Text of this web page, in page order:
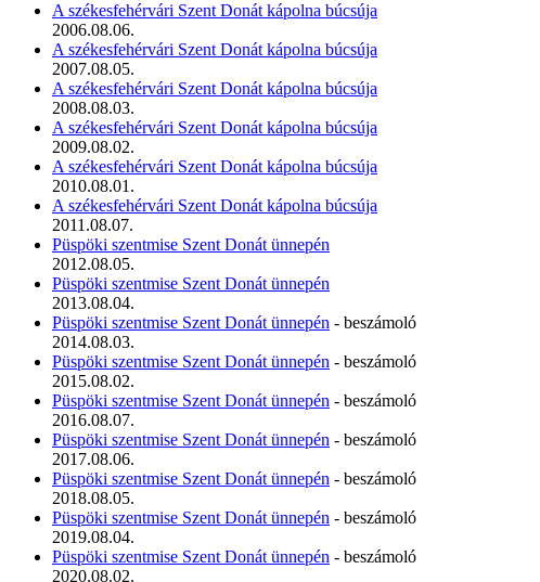
A székesfehérvári Szent Donát kápolna búcsúja
2006.08.06.
A székesfehérvári Szent Donát kápolna búcsúja
2007.08.05.
A székesfehérvári Szent Donát kápolna búcsúja
2008.08.03.
A székesfehérvári Szent Donát kápolna búcsúja
2009.08.02.
A székesfehérvári Szent Donát kápolna búcsúja
2010.08.01.
A székesfehérvári Szent Donát kápolna búcsúja
2011.08.07.
Püspöki szentmise Szent Donát ünnepén
2012.08.05.
Püspöki szentmise Szent Donát ünnepén
2013.08.04.
Püspöki szentmise Szent Donát ünnepén - beszámoló
2014.08.03.
Püspöki szentmise Szent Donát ünnepén - beszámoló
2015.08.02.
Püspöki szentmise Szent Donát ünnepén - beszámoló
2016.08.07.
Püspöki szentmise Szent Donát ünnepén - beszámoló
2017.08.06.
Püspöki szentmise Szent Donát ünnepén - beszámoló
2018.08.05.
Püspöki szentmise Szent Donát ünnepén - beszámoló
2019.08.04.
Püspöki szentmise Szent Donát ünnepén - beszámoló
2020.08.02.